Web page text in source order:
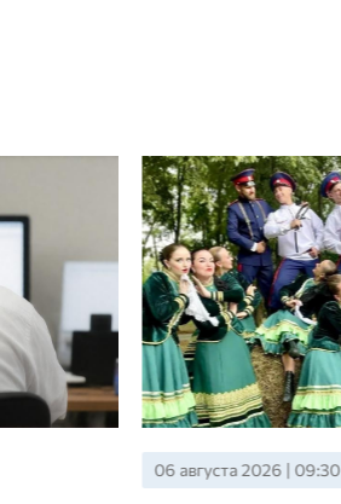
06 августа 2026 | 09:30